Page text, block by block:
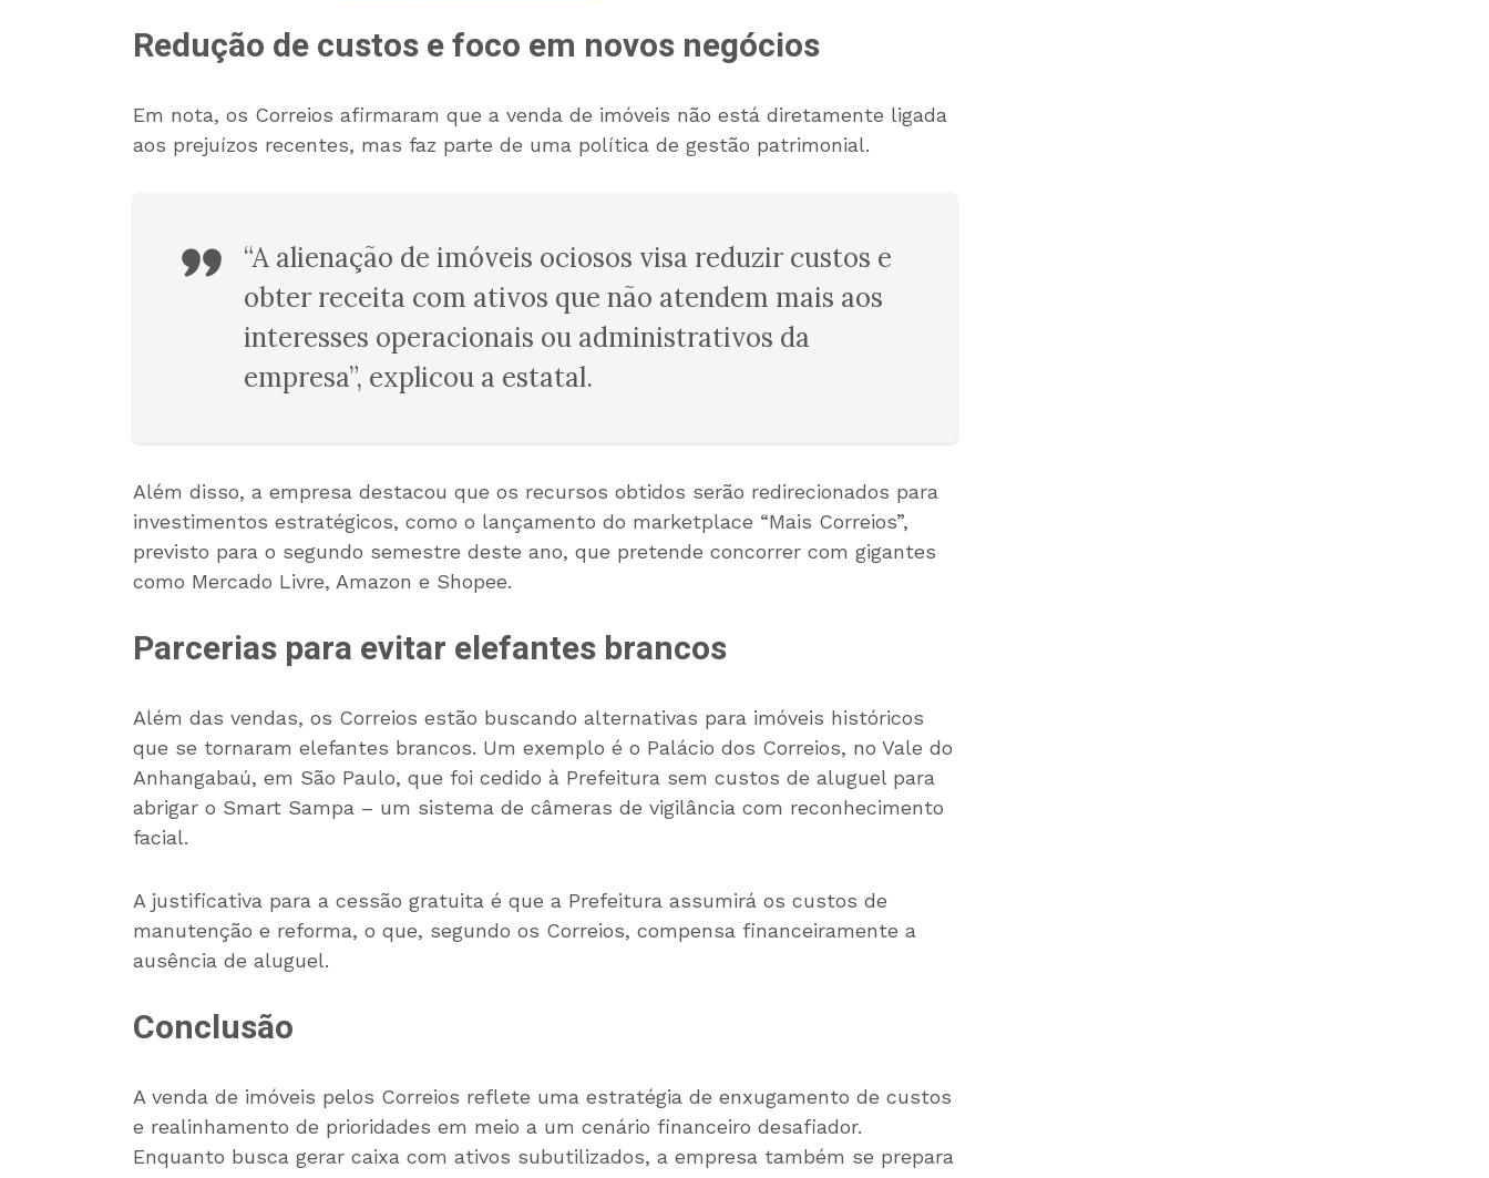
Redução de custos e foco em novos negócios
Em nota, os Correios afirmaram que a venda de imóveis não está diretamente ligada
aos prejuízos recentes, mas faz parte de uma política de gestão patrimonial.
“A alienação de imóveis ociosos visa reduzir custos e
obter receita com ativos que não atendem mais aos
interesses operacionais ou administrativos da
empresa”, explicou a estatal.
Além disso, a empresa destacou que os recursos obtidos serão redirecionados para
investimentos estratégicos, como o lançamento do marketplace “Mais Correios”,
previsto para o segundo semestre deste ano, que pretende concorrer com gigantes
como Mercado Livre, Amazon e Shopee.
Parcerias para evitar elefantes brancos
Além das vendas, os Correios estão buscando alternativas para imóveis históricos
que se tornaram elefantes brancos. Um exemplo é o Palácio dos Correios, no Vale do
Anhangabaú, em São Paulo, que foi cedido à Prefeitura sem custos de aluguel para
abrigar o Smart Sampa – um sistema de câmeras de vigilância com reconhecimento
facial.
A justificativa para a cessão gratuita é que a Prefeitura assumirá os custos de
manutenção e reforma, o que, segundo os Correios, compensa financeiramente a
ausência de aluguel.
Conclusão
A venda de imóveis pelos Correios reflete uma estratégia de enxugamento de custos
e realinhamento de prioridades em meio a um cenário financeiro desafiador.
Enquanto busca gerar caixa com ativos subutilizados, a empresa também se prepara